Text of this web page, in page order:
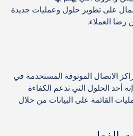
على تطوير حلول وعمليات جديدة
رضا العملاء.
الاتصال الموثوقة المستخدمة في
أحد الحلول التي تدعم الكفاءة
القائمة على البيانات من خلال